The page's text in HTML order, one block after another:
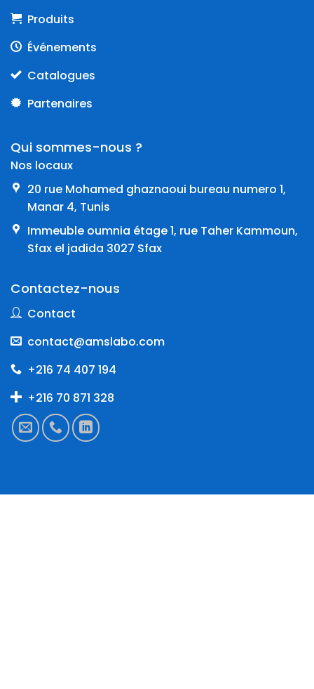
Produits
Événements
Catalogues
Partenaires
Qui sommes-nous ?
Nos locaux
20 rue Mohamed ghaznaoui bureau numero 1,
Manar 4, Tunis
Immeuble oumnia étage 1, rue Taher Kammoun,
Sfax el jadida 3027 Sfax
Contactez-nous
Contact
contact@amslabo.com
+216 74 407 194
+216 70 871 328